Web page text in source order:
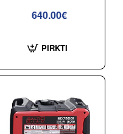
640.00€
PIRKTI